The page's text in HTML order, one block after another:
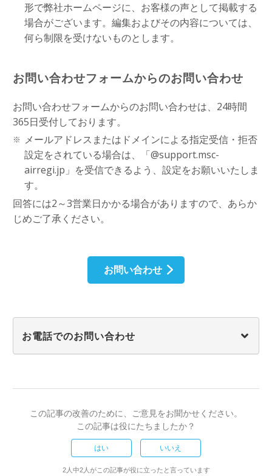
形で弊社ホームページに、お客様の声として掲載する
場合がございます。編集およびその内容については、
何ら制限を受けないものとします。
お問い合わせフォームからのお問い合わせ
お問い合わせフォームからのお問い合わせは、24時間
365日受付しております。
メールアドレスまたはドメインによる指定受信・拒否
設定をされている場合は、「@support.msc-
airregi.jp」を受信できるよう、設定をお願いいたしま
す。
回答には2～3営業日かかる場合がありますので、あらか
じめご了承ください。
お問い合わせ
お電話でのお問い合わせ
この記事の改善のために、ご意見をお聞かせください。
この記事は役にたちましたか？
はい いいえ
2人中2人がこの記事が役に立ったと言っています